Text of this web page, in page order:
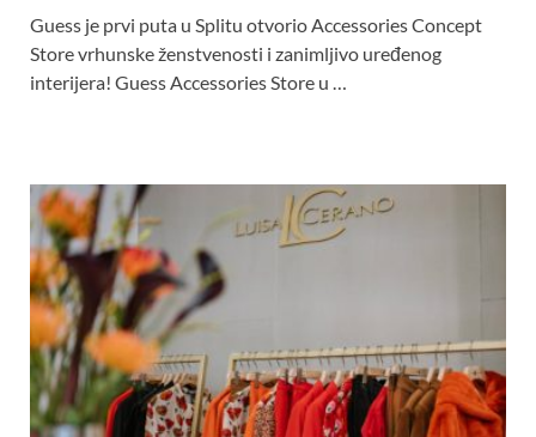
Guess je prvi puta u Splitu otvorio Accessories Concept
Store vrhunske ženstvenosti i zanimljivo uređenog
interijera! Guess Accessories Store u …